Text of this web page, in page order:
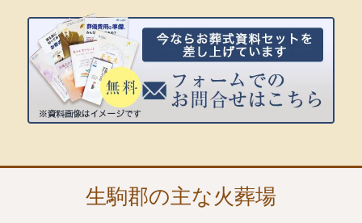
生駒郡の主な火葬場